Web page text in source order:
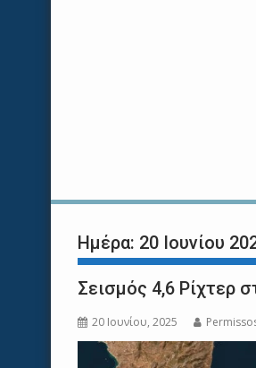
Ημέρα: 20 Ιουνίου
Σεισμός 4,6 Ρίχτερ
20 Ιουνίου, 2025